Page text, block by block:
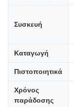
Συσκευή
Καταγωγή
Πιστοποιητικά
Χρόνος
παράδοσης